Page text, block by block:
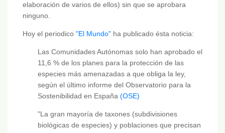
elaboración de varios de ellos) sin que se aprobara
ninguno.
Hoy el periodico "El Mundo" ha publicado ésta noticia:
Las Comunidades Autónomas solo han aprobado el
11,6 % de los planes para la protección de las
especies más amenazadas a que obliga la ley,
según el último informe del Observatorio para la
Sostenibilidad en España (OSE)
"La gran mayoría de taxones (subdivisiones
biológicas de especies) y poblaciones que precisan